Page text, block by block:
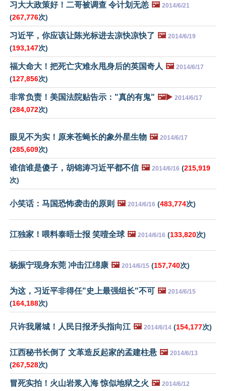
习大大政策好！二哥被调查 令计划无恙 🖼️ 2014/6/21
(267,776次)
习近平，你应该让陈光标进去凉快凉快了 🖼️ 2014/6/19
(193,147次)
福大命大！把死亡灾难永甩身后的英国奇人 🖼️ 2014/6/17
(127,856次)
非常负责！美国法院贴告示："真的有鬼" 🖼️▶️ 2014/6/17
(284,072次)
眼见不为实！原来苍蝇长的象外星生物 🖼️ 2014/6/17
(285,609次)
谁信谁是傻子，胡锦涛习近平都不信 🖼️ 2014/6/16 (215,919
次)
小笑话：马国恐怖袭击的原则 🖼️ 2014/6/16 (483,774次)
江独家！喂料泰晤士报 笑噎全球 🖼️ 2014/6/16 (133,820次)
杨振宁现身东莞 冲击江绵康 🖼️ 2014/6/15 (157,740次)
为这，习近平非得任"史上最强组长"不可 🖼️ 2014/6/15
(164,188次)
只许我屠城！人民日报矛头指向江 🖼️ 2014/6/14 (154,177次)
江西秘书长倒了 文革造反起家的孟建柱悬 🖼️ 2014/6/13
(267,528次)
冒死实拍！火山岩浆入海 惊似地狱之火 🖼️ 2014/6/12